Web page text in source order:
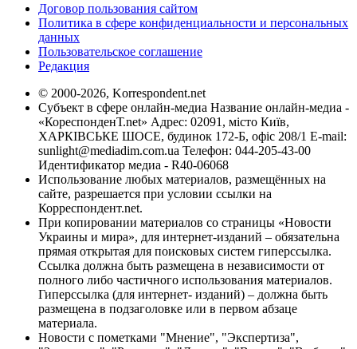
Договор пользования сайтом
Политика в сфере конфиденциальности и персональных
данных
Пользовательское соглашение
Редакция
© 2000-2026, Korrespondent.net
Субъект в сфере онлайн-медиа Название онлайн-медиа -
«КореспонденТ.net» Адрес: 02091, місто Київ,
ХАРКІВСЬКЕ ШОСЕ, будинок 172-Б, офіс 208/1 E-mail:
sunlight@mediadim.com.ua Телефон: 044-205-43-00
Идентификатор медиа - R40-06068
Использование любых материалов, размещённых на
сайте, разрешается при условии ссылки на
Корреспондент.net.
При копировании материалов со страницы «Новости
Украины и мира», для интернет-изданий – обязательна
прямая открытая для поисковых систем гиперссылка.
Ссылка должна быть размещена в независимости от
полного либо частичного использования материалов.
Гиперссылка (для интернет- изданий) – должна быть
размещена в подзаголовке или в первом абзаце
материала.
Новости с пометками "Мнение", "Экспертиза",